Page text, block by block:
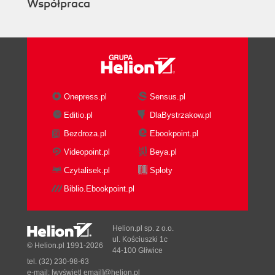
Współpraca
Onepress.pl
Sensus.pl
Editio.pl
DlaBystrzakow.pl
Bezdroza.pl
Ebookpoint.pl
Videopoint.pl
Beya.pl
Czytalisek.pl
Sploty
Biblio.Ebookpoint.pl
© Helion.pl 1991-2026
Helion.pl sp. z o.o.
ul. Kościuszki 1c
44-100 Gliwice
tel. (32) 230-98-63
e-mail: [wyświetl email]@helion.pl